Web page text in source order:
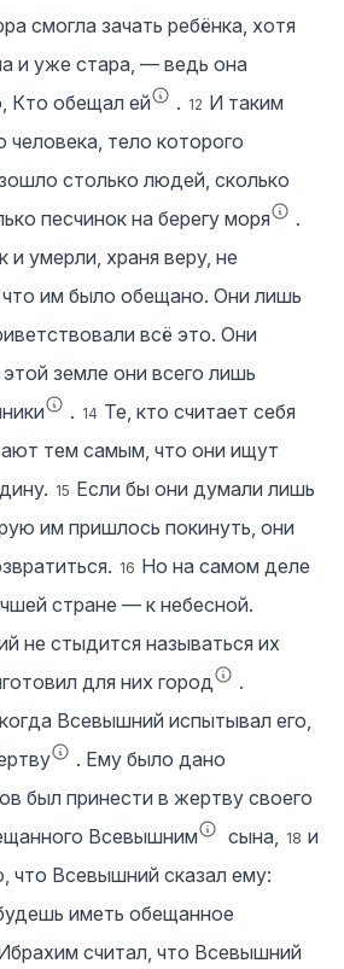
смогла зачать ребёнка, хотя
и уже стара, — ведь она
Кто обещал ей
. 12 И таким
тело которого
столько людей, сколько
песчинок на берегу моря
.
и умерли, храня веру, не
им было обещано. Они лишь
всё это. Они
земле они всего лишь
. 14 Те, кто считает себя
тем самым, что они ищут
15 Если бы они думали лишь
им пришлось покинуть, они
16 Но на самом деле
стране — к небесной.
не стыдится называться их
для них город
.
Всевышний испытывал его,
. Ему было дано
был принести в жертву своего
Всевышним
сына, 18 и
что Всевышний сказал ему:
иметь обещанное
считал, что Всевышний